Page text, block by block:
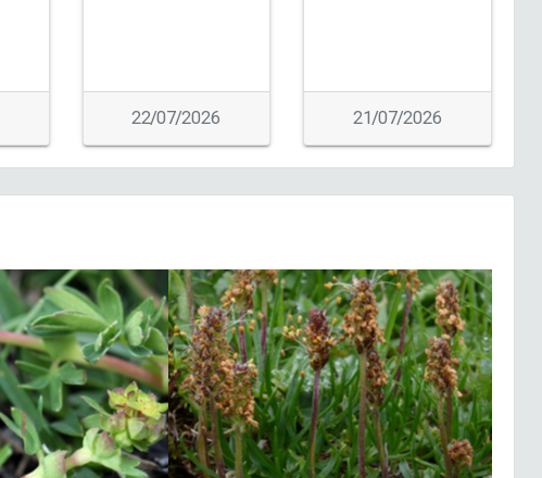
Fiche espèce
myrtillus
07/08/2026
Fiche espèce
Hédysarum de Boutigny |
Hedysarum boutignyanum
07/08/2026
Fiche espèce
Hédysarum de Boutigny |
Hedysarum boutignyanum
07/08/2026
22/07/2026 21/07/2026